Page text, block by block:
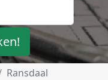
Ransdaal